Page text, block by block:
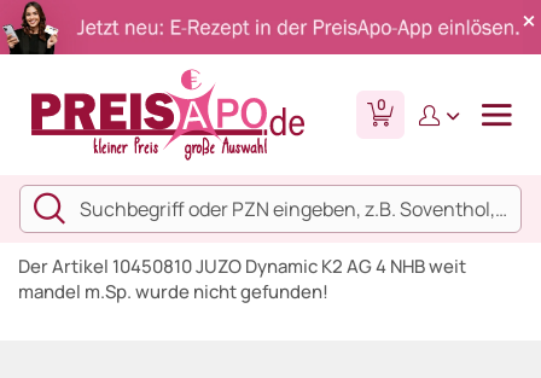
0
Der Artikel 10450810 JUZO Dynamic K2 AG 4 NHB weit
mandel m.Sp. wurde nicht gefunden!